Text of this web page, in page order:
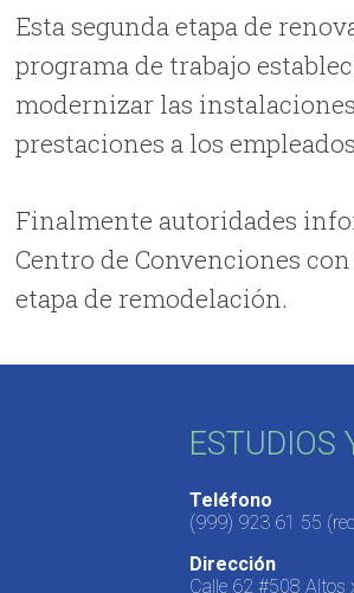
Esta segunda etapa de
programa de trabajo
modernizar las
prestaciones a los
Finalmente autoridades
Centro de Convenciones
etapa de remodelación.
ESTUDIOS
Teléfono
(999) 923 61 55
Dirección
Calle 62 #508 Altos